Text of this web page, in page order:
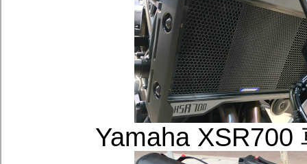
Yamaha XSR700